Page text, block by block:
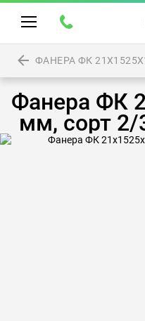
ФАНЕРА ФК
Фанера ФК
мм, сорт 2/